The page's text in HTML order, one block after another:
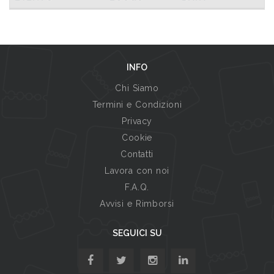
INFO
Chi Siamo
Termini e Condizioni
Privacy
Cookie
Contatti
Lavora con noi
F.A.Q.
Avvisi e Rimborsi
SEGUICI SU